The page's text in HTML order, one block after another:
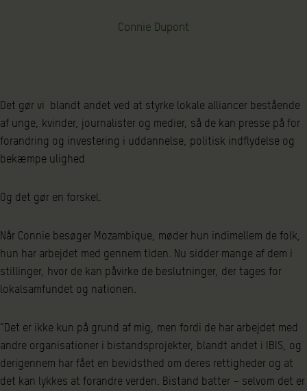
Connie Dupont
Det gør vi blandt andet ved at styrke lokale alliancer bestående
af unge, kvinder, journalister og medier, så de kan presse på for
forandring og investering i uddannelse, politisk indflydelse og
bekæmpe ulighed
Og det gør en forskel.
Når Connie besøger Mozambique, møder hun indimellem de folk,
hun har arbejdet med gennem tiden. Nu sidder mange af dem i
stillinger, hvor de kan påvirke de beslutninger, der tages for
lokalsamfundet og nationen.
”Det er ikke kun på grund af mig, men fordi de har arbejdet med
andre organisationer i bistandsprojekter, blandt andet i IBIS, og
derigennem har fået en bevidsthed om deres rettigheder og at
det kan lykkes at forandre verden. Bistand batter – selvom det er